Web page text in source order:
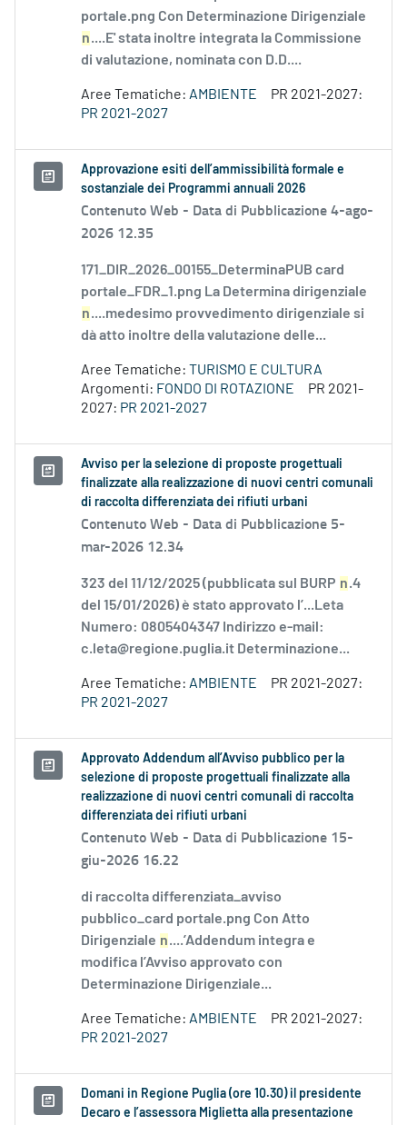
portale.png Con Determinazione Dirigenziale
n....E' stata inoltre integrata la Commissione
di valutazione, nominata con D.D....
Aree Tematiche: AMBIENTE
PR 2021-2027:
PR 2021-2027
Approvazione esiti dell’ammissibilità formale e
sostanziale dei Programmi annuali 2026
Contenuto Web - Data di Pubblicazione 4-ago-
2026 12.35
171_DIR_2026_00155_DeterminaPUB card
portale_FDR_1.png La Determina dirigenziale
n....medesimo provvedimento dirigenziale si
dà atto inoltre della valutazione delle...
Aree Tematiche: TURISMO E CULTURA
Argomenti: FONDO DI ROTAZIONE
PR 2021-
2027: PR 2021-2027
Avviso per la selezione di proposte progettuali
finalizzate alla realizzazione di nuovi centri comunali
di raccolta differenziata dei rifiuti urbani
Contenuto Web - Data di Pubblicazione 5-
mar-2026 12.34
323 del 11/12/2025 (pubblicata sul BURP n.4
del 15/01/2026) è stato approvato l’...Leta
Numero: 0805404347 Indirizzo e-mail:
c.leta@regione.puglia.it Determinazione...
Aree Tematiche: AMBIENTE
PR 2021-2027:
PR 2021-2027
Approvato Addendum all’Avviso pubblico per la
selezione di proposte progettuali finalizzate alla
realizzazione di nuovi centri comunali di raccolta
differenziata dei rifiuti urbani
Contenuto Web - Data di Pubblicazione 15-
giu-2026 16.22
di raccolta differenziata_avviso
pubblico_card portale.png Con Atto
Dirigenziale n....’Addendum integra e
modifica l’Avviso approvato con
Determinazione Dirigenziale...
Aree Tematiche: AMBIENTE
PR 2021-2027:
PR 2021-2027
Domani in Regione Puglia (ore 10.30) il presidente
Decaro e l’assessora Miglietta alla presentazione